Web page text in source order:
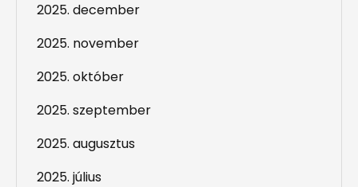
2025. december
2025. november
2025. október
2025. szeptember
2025. augusztus
2025. július